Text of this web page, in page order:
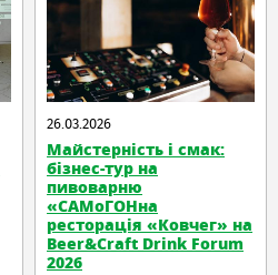
26.03.2026
Майстерність і смак:
бізнес-тур на
пивоварню
«САМоГОНна
ресторація «Ковчег» на
Beer&Craft Drink Forum
2026